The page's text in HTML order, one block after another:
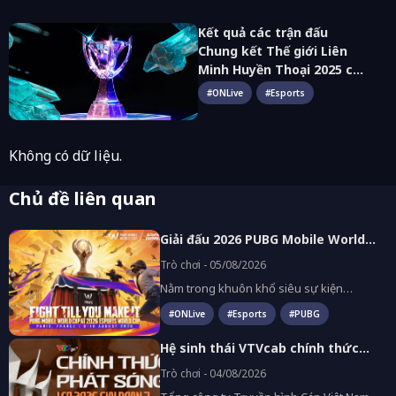
Kết quả các trận đấu
Chung kết Thế giới Liên
Minh Huyền Thoại 2025 cập
nhật đầy đủ nhất
#ONLive #Esports
Không có dữ liệu.
Chủ đề liên quan
Giải đấu 2026 PUBG Mobile World
Cup khởi tranh từ ngày 06.08 với
Trò chơi - 05/08/2026
Nằm trong khuôn khổ siêu sự kiện
Esports World Cup 2026 (EWC 2026), giải
đấu 2026 PUBG Mobile World Cup (2026
PMWC) sẽ chính thức diễn ra từ ngày
06.08 đến ngày 16.08.2026 tại Paris, Pháp.
Quy tụ 32 đội tuyển thể thao điện tử hàng
đầu thế giới cạnh tranh tổng quỹ tiền
thưởng lên tới 3,025 triệu USD (gần 80 tỷ
#ONLive #Esports #PUBG
Hệ sinh thái VTVcab chính thức
phát sóng trọn vẹn giải đấu LCP
Trò chơi - 04/08/2026